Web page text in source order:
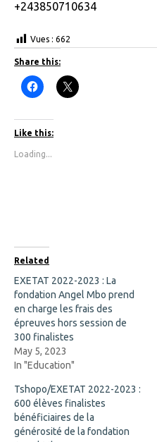
+243850710634
Vues : 662
Share this:
C
l
k
t
o
h
b
o
o
k
(
O
p
e
n
s
i
n
n
e
w
i
n
d
o
w
C
l
n
n
e
w
w
Like this:
Loading...
Related
EXETAT 2022-2023 : La
fondation Angel Mbo prend
en charge les frais des
épreuves hors session de
300 finalistes
May 5, 2023
In "Education"
Tshopo/EXETAT 2022-2023 :
600 élèves finalistes
bénéficiaires de la
générosité de la fondation